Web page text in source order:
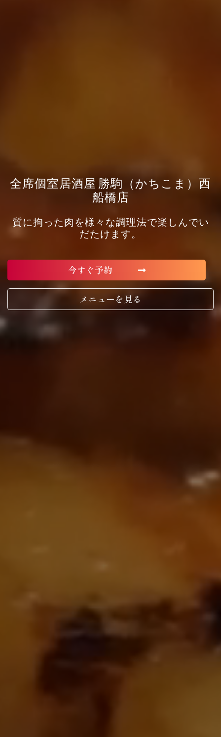
全席個室居酒屋 勝駒（かちこま）西
船橋店
質に拘った肉を様々な調理法で楽しんでい
だたけます。
今すぐ予約
メニューを見る